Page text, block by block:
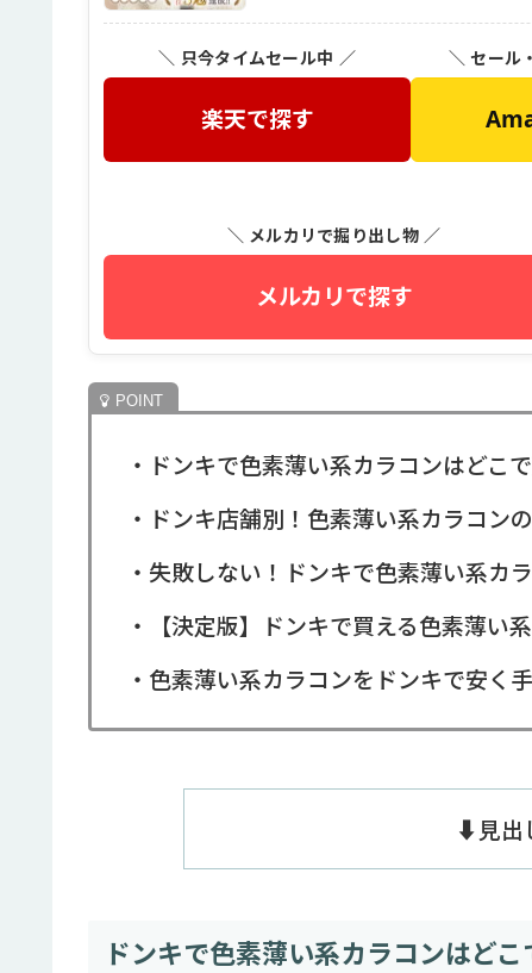
＼ 只今タイムセール中 ／
楽天で探す
＼ セール
＼ メルカリで掘り出し物 ／
メルカリで探す
・ドンキで色素薄い系カラコンはどこ
・ドンキ店舗別！色素薄い系カラコン
・失敗しない！ドンキで色素薄い系カ
・【決定版】ドンキで買える色素薄い
・色素薄い系カラコンをドンキで安く
⬇️見出
ドンキで色素薄い系カラコンはど